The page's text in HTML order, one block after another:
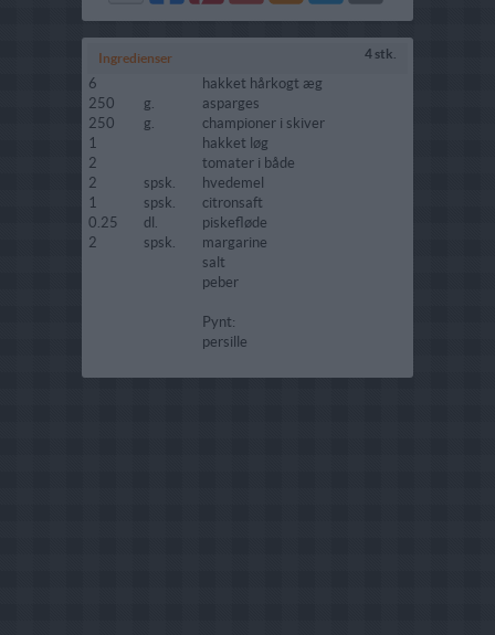
FacebookPinterestGMail
Blogger Twitter
Ingredienser 4 stk.
6
hakket hårkogt æg
250
g.
asparges
250
g.
championer i skiver
1
hakket løg
2
tomater i både
2
spsk.
hvedemel
1
spsk.
citronsaft
0.25
dl.
piskefløde
2
spsk.
margarine
salt
peber
Pynt:
persille